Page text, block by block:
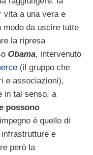
vita a una vera e
modo da uscire tutte
la ripresa
Obama, intervenuto
(il gruppo che
e associazioni),
in tal senso, a
possono
è quello di
e
però la